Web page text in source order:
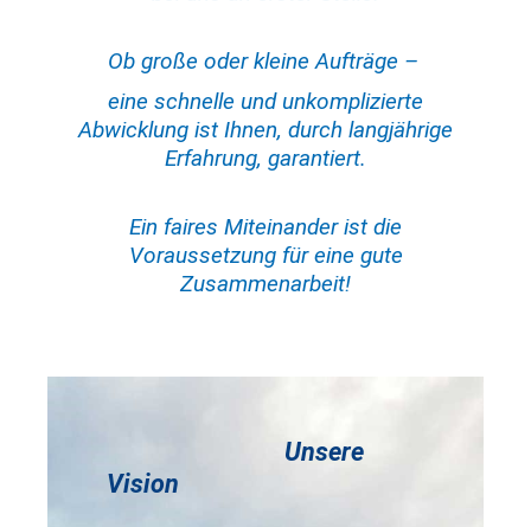
Ob große oder kleine Aufträge –
eine schnelle und unkomplizierte
Abwicklung ist Ihnen, durch langjährige
Erfahrung, garantiert.
Ein faires Miteinander ist die
Voraussetzung für eine gute
Zusammenarbeit!
Unsere
Vision